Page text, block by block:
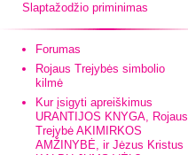
Slaptažodžio priminimas
Forumas
Rojaus Trejybės simbolio
kilmė
Kur įsigyti apreiškimus
URANTIJOS KNYGA, Rojaus
Trejybė AKIMIRKOS
AMŽINYBĖ, ir Jėzus Kristus